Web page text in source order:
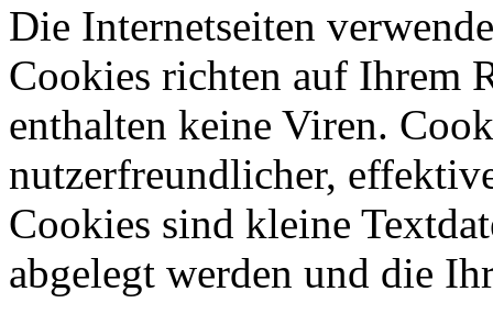
Die Internetseiten
Cookies richten auf Ihrem
enthalten keine Viren.
nutzerfreundlicher,
Cookies sind kleine
abgelegt werden und die